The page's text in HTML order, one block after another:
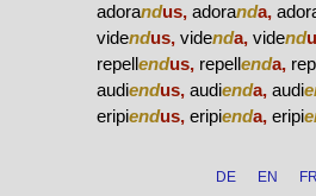
adorandus,adoranda,
videndus,videnda,vidend
repellendus,repellenda,
audiendus,audienda,audi
eripiendus,eripienda,eripi
DE EN FR